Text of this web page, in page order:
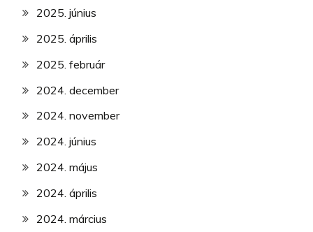
2025. június
2025. április
2025. február
2024. december
2024. november
2024. június
2024. május
2024. április
2024. március